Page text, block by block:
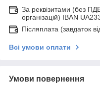
За реквізитами (без
організацій) IBAN
Післяплата (завдаток
Всі умови оплати
Умови повернення